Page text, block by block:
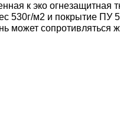
к эко огнезащитная
530г/м2 и покрытие ПУ
может